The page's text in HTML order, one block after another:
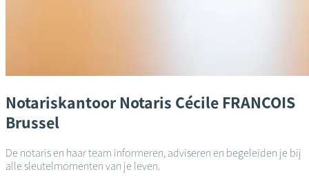
Notariskantoor Notaris Cécile FRANCOIS
Brussel
De notaris en haar team informeren, adviseren en begeleiden je bij
alle sleutelmomenten van je leven.